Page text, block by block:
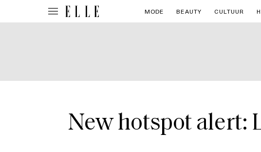
MODE BEAUTY CULTUUR
New hotspot alert: